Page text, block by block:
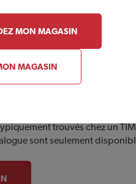
INC. TIMBER MART
trouvés chez un
sont seulement
MON MAGASIN
MAGASIN